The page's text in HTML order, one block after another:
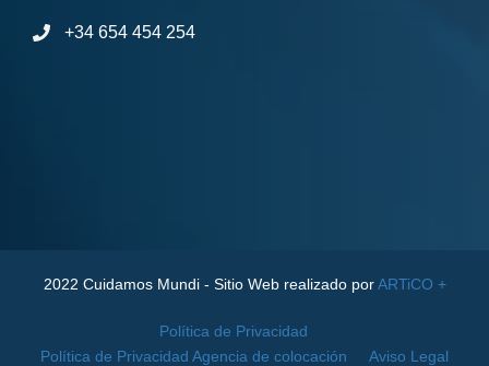
+34 654 454 254
2022 Cuidamos Mundi - Sitio Web realizado porARTiCO +
Política de Privacidad
Política de Privacidad Agencia de colocación
Aviso Legal